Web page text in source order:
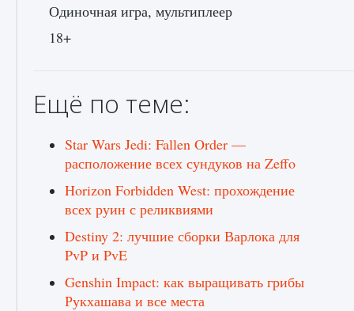
Одиночная игра, мультиплеер
18+
Ещё по теме:
Star Wars Jedi: Fallen Order —
расположение всех сундуков на Zeffo
Horizon Forbidden West: прохождение
всех руин с реликвиями
Destiny 2: лучшие сборки Варлока для
PvP и PvE
Genshin Impact: как выращивать грибы
Рукхашава и все места